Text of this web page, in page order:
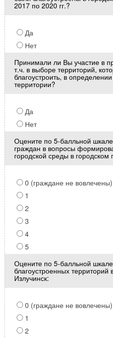
2017 по 2020 гг.?
Да
Нет
Принимали ли Вы участие в
т.ч. в выборе территорий,
благоустроить, в
территории?
Да
Нет
Оцените по 5-балльной
граждан в вопросы
городской среды в городском
0 (граждане не вовлечены)
1
2
3
4
5
Оцените по 5-балльной
благоустроенных территорий
Излучинск:
0 (граждане не вовлечены)
1
2